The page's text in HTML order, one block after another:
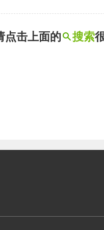
击上面的 搜索